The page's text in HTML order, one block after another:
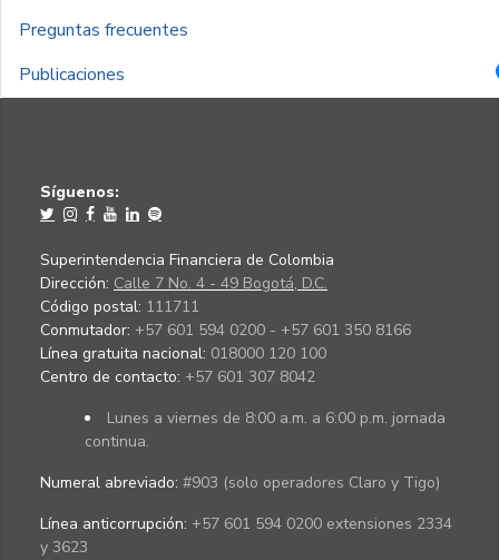
Preguntas frecuentes
Publicaciones
Síguenos:
Superintendencia Financiera de Colombia
Dirección: Calle 7 No. 4 - 49 Bogotá, D.C.
Código postal: 111711
Conmutador: +57 601 594 0200 - +57 601 350 8166
Línea gratuita nacional: 018000 120 100
Centro de contacto: +57 601 307 8042
Lunes a viernes de 8:00 a.m. a 6:00 p.m. jornada
continua.
Numeral abreviado: #903 (solo operadores Claro y Tigo)
Línea anticorrupción: +57 601 594 0200 extensiones 2334
y 3623